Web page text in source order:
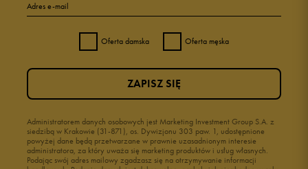
4 3%
1 0%
Adres e-mail
Oferta damska Oferta męska
Administratorem danych osobowych jest Marketing Investment Group S.A. z
siedzibą w Krakowie (31-871), os. Dywizjonu 303 paw. 1, udostępnione
powyżej dane będą przetwarzane w prawnie uzasadnionym interesie
administratora, za który uważa się marketing produktów i usług własnych.
Podając swój adres mailowy zgadzasz się na otrzymywanie informacji
ZAPISZ SIĘ